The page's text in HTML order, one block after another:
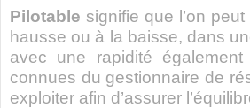
Pilotable signifie que l’on
hausse ou à la baisse, dans
avec une rapidité
connues du gestionnaire de
exploiter afin d’assurer